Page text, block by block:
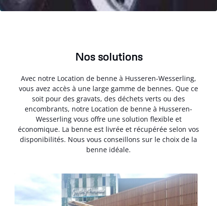
Nos solutions
Avec notre Location de benne à Husseren-Wesserling,
vous avez accès à une large gamme de bennes. Que ce
soit pour des gravats, des déchets verts ou des
encombrants, notre Location de benne à Husseren-
Wesserling vous offre une solution flexible et
économique. La benne est livrée et récupérée selon vos
disponibilités. Nous vous conseillons sur le choix de la
benne idéale.